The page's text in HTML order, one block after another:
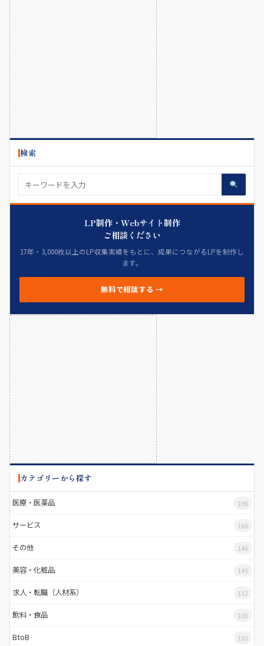
検索
LP制作・Webサイト制作
ご相談ください
17年・3,000枚以上のLP収集実績をもとに、成果につながるLPを制作し
ます。
無料で相談する →
カテゴリーから探す
医療・医薬品 196
サービス 168
その他 146
美容・化粧品 145
求人・転職（人材系） 112
飲料・食品 103
BtoB 103